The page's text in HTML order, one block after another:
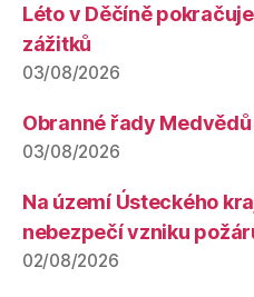
Léto v Děčíně
zážitků
03/08/2026
Obranné řady
03/08/2026
Na území Ústeckého
nebezpečí vzniku
02/08/2026